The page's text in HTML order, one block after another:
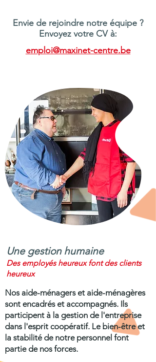
Une gestion humaine
Des employés heureux font des clients
heureux
Nos aide-ménagers et aide-ménagères
sont encadrés et accompagnés. Ils
participent à la gestion de l'entreprise
dans l'esprit coopératif. Le bien-être et
la stabilité de notre personnel font
partie de nos forces.
Envie de rejoindre notre équipe ?
Envoyez votre CV à:
emploi@maxinet-centre.be